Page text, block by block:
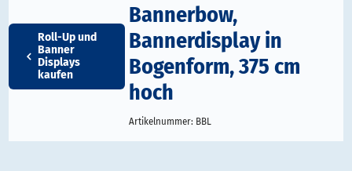
Roll-Up und
Banner
Displays
kaufen
Bannerbow,
Bannerdisplay in
Bogenform, 375 cm
hoch
Artikelnummer: BBL